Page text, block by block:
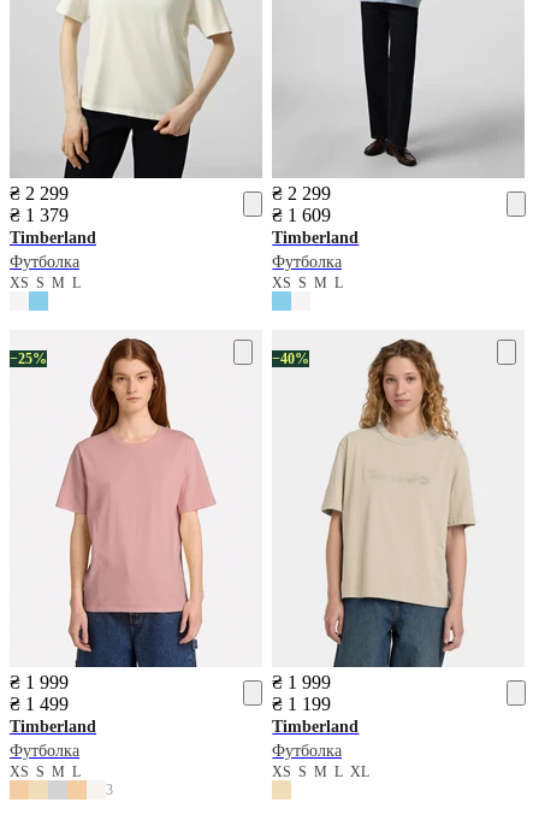
₴ 2 299
₴ 1 379
Timberland
Футболка
XS S M L
₴ 2 299
₴ 1 609
Timberland
Футболка
XSSML
−25%
₴ 1 999
₴ 1 499
Timberland
Футболка
XS S M L
3
−40%
₴ 1 999
₴ 1 199
Timberland
Футболка
XSSMLXL